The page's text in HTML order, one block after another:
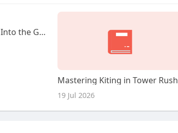
One Piece Season 2: Into the Grand Line Podcast
Mastering Kiting in Tower Rush
19 Jul 2026